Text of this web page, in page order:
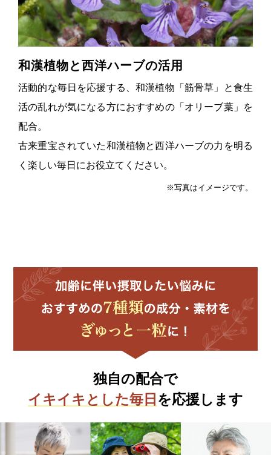
和漢植物と西洋ハーブの活用
活動的な毎日を応援する、和漢植物「筋骨草」と食生
活の乱れが気になる方におすすめの「オリーブ葉」を
配合。
古来重宝されていた和漢植物と西洋ハーブの力を明る
く楽しい毎日にお役立てください。
※写真はイメージです。
独自の配合で
イキイキとした毎日 を応援します